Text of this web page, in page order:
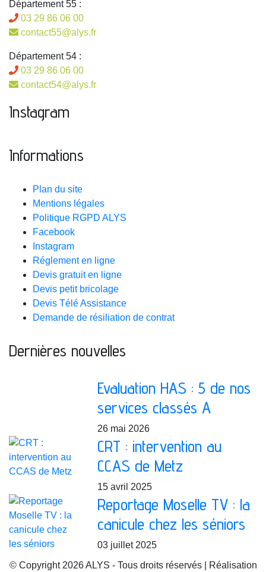
Département 55 :
03 29 86 06 00
contact55@alys.fr
Département 54 :
03 29 86 06 00
contact54@alys.fr
Instagram
Informations
Plan du site
Mentions légales
Politique RGPD ALYS
Facebook
Instagram
Réglement en ligne
Devis gratuit en ligne
Devis petit bricolage
Devis Télé Assistance
Demande de résiliation de contrat
Dernières nouvelles
Evaluation HAS : 5 de nos
services classés A
26 mai 2026
CRT : intervention au
CCAS de Metz
15 avril 2025
Reportage Moselle TV : la
canicule chez les séniors
03 juillet 2025
© Copyright 2026 ALYS - Tous droits réservés | Réalisation